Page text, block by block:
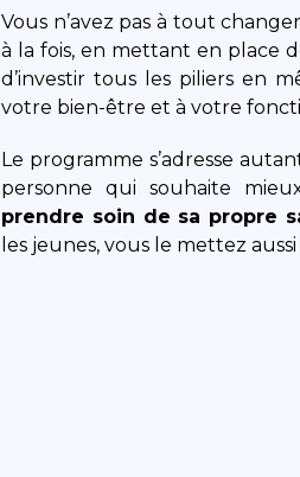
Vous n’avez pas à tout
à la fois, en mettant en place
d’investir tous les piliers en
votre bien-être et à votre
Le programme s’adresse
personne qui souhaite
prendre soin de sa propre
les jeunes, vous le mettez